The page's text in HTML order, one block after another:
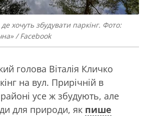
хочуть збудувати паркінг. Фото:
/ Facebook
голова Віталія Кличко
на вул. Прирічній в
усе ж збудують, але
для природи, як пише